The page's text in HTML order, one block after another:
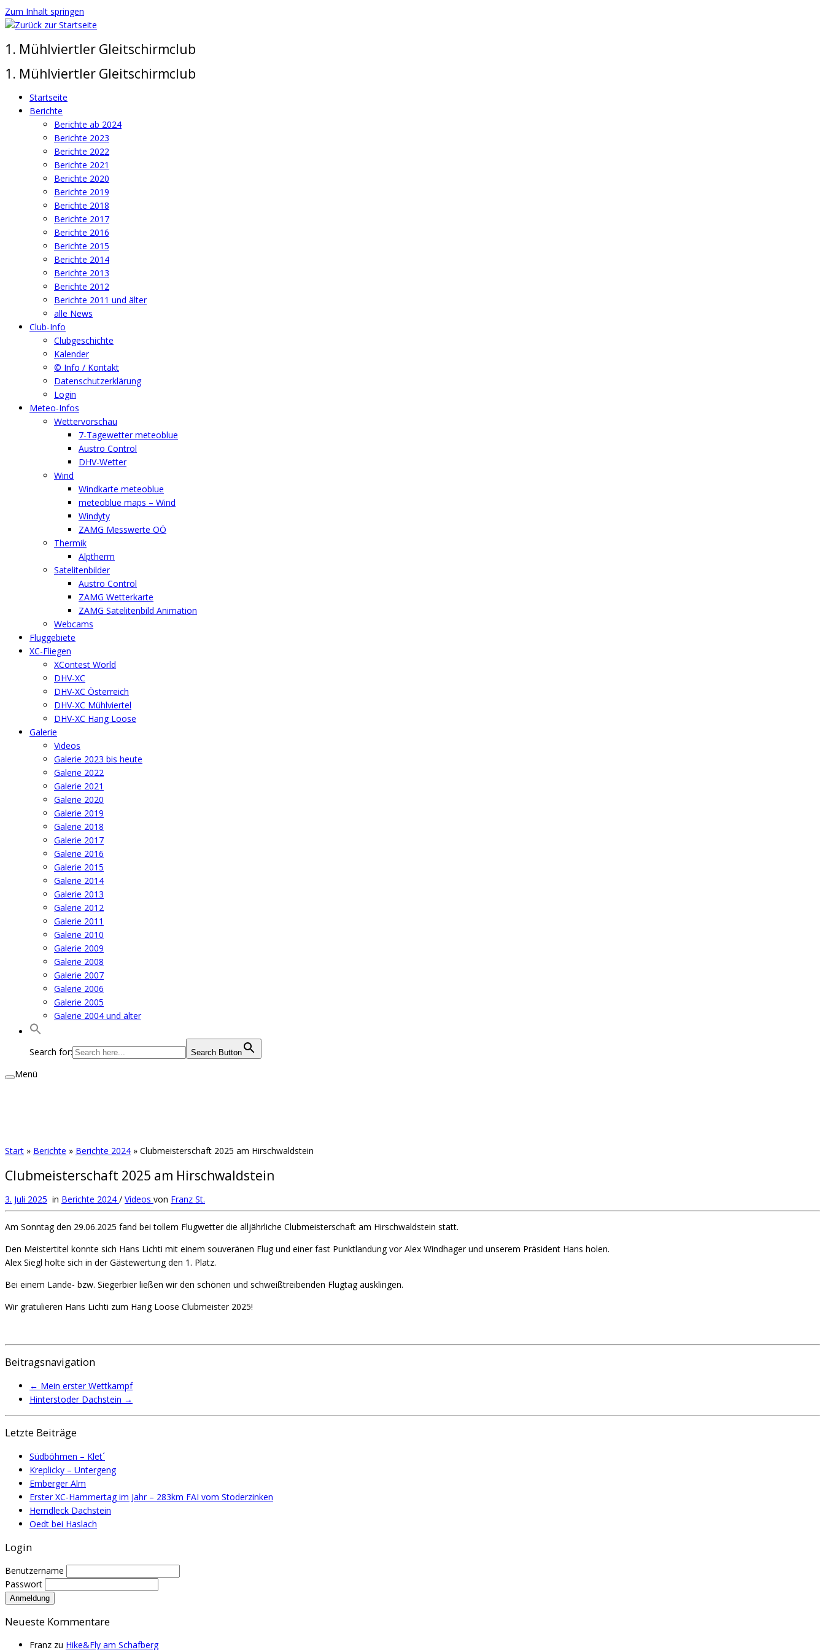
Zum Inhalt springen
1. Mühlviertler Gleitschirmclub
1. Mühlviertler Gleitschirmclub
Startseite
Berichte
Berichte ab 2024
Berichte 2023
Berichte 2022
Berichte 2021
Berichte 2020
Berichte 2019
Berichte 2018
Berichte 2017
Berichte 2016
Berichte 2015
Berichte 2014
Berichte 2013
Berichte 2012
Berichte 2011 und älter
alle News
Club-Info
Clubgeschichte
Kalender
© Info / Kontakt
Datenschutzerklärung
Login
Meteo-Infos
Wettervorschau
7-Tagewetter meteoblue
Austro Control
DHV-Wetter
Wind
Windkarte meteoblue
meteoblue maps – Wind
Windyty
ZAMG Messwerte OÖ
Thermik
Alptherm
Satelitenbilder
Austro Control
ZAMG Wetterkarte
ZAMG Satelitenbild Animation
Webcams
Fluggebiete
XC-Fliegen
XContest World
DHV-XC
DHV-XC Österreich
DHV-XC Mühlviertel
DHV-XC Hang Loose
Galerie
Videos
Galerie 2023 bis heute
Galerie 2022
Galerie 2021
Galerie 2020
Galerie 2019
Galerie 2018
Galerie 2017
Galerie 2016
Galerie 2015
Galerie 2014
Galerie 2013
Galerie 2012
Galerie 2011
Galerie 2010
Galerie 2009
Galerie 2008
Galerie 2007
Galerie 2006
Galerie 2005
Galerie 2004 und älter
Search for: Search Button
Menü
Start » Berichte » Berichte 2024 » Clubmeisterschaft 2025 am Hirschwaldstein
Clubmeisterschaft 2025 am Hirschwaldstein
3. Juli 2025 in Berichte 2024 / Videos von Franz St.
Am Sonntag den 29.06.2025 fand bei tollem Flugwetter die alljährliche Clubmeisterschaft am Hirschwaldstein statt.
Den Meistertitel konnte sich Hans Lichti mit einem souveränen Flug und einer fast Punktlandung vor Alex Windhager und unserem Präsident Hans holen.
Alex Siegl holte sich in der Gästewertung den 1. Platz.
Bei einem Lande- bzw. Siegerbier ließen wir den schönen und schweißtreibenden Flugtag ausklingen.
Wir gratulieren Hans Lichti zum Hang Loose Clubmeister 2025!
Beitragsnavigation
← Mein erster Wettkampf
Hinterstoder Dachstein →
Letzte Beiträge
Südböhmen – Klet´
Kreplicky – Untergeng
Emberger Alm
Erster XC-Hammertag im Jahr – 283km FAI vom Stoderzinken
Herndleck Dachstein
Oedt bei Haslach
Login
Benutzername
Passwort
Neueste Kommentare
Franz zu Hike&Fly am Schafberg